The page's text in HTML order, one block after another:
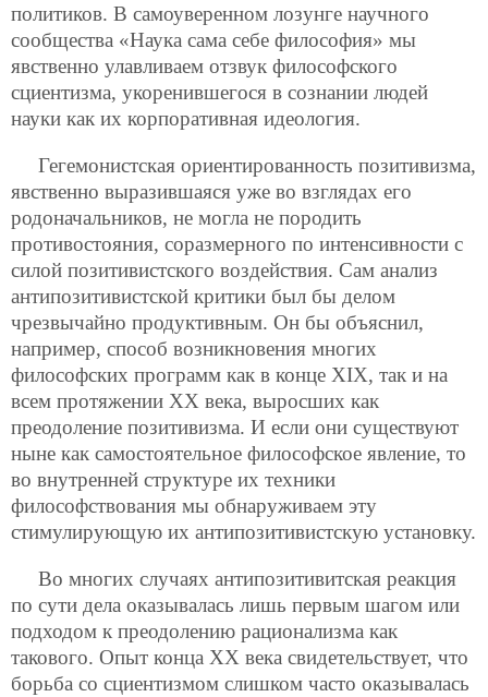
политиков. В самоуверенном лозунге научного
сообщества «Наука сама себе философия» мы
явственно улавливаем отзвук философского
сциентизма, укоренившегося в сознании людей
науки как их корпоративная идеология.
Гегемонистская ориентированность позитивизма,
явственно выразившаяся уже во взглядах его
родоначальников, не могла не породить
противостояния, соразмерного по интенсивности с
силой позитивистского воздействия. Сам анализ
антипозитивистской критики был бы делом
чрезвычайно продуктивным. Он бы объяснил,
например, способ возникновения многих
философских программ как в конце ХIХ, так и на
всем протяжении XX века, выросших как
преодоление позитивизма. И если они существуют
ныне как самостоятельное философское явление, то
во внутренней структуре их техники
философствования мы обнаруживаем эту
стимулирующую их антипозитивистскую установку.
Во многих случаях антипозитивитская реакция
по сути дела оказывалась лишь первым шагом или
подходом к преодолению рационализма как
такового. Опыт конца XX века свидетельствует, что
борьба со сциентизмом слишком часто оказывалась